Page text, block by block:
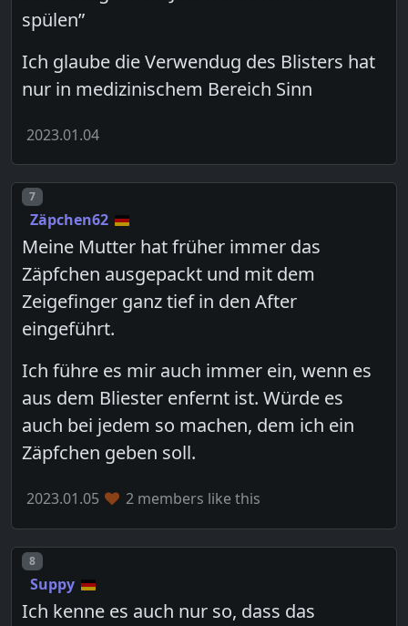
spülen”
Ich glaube die Verwendug des Blisters hat
nur in medizinischem Bereich Sinn
2023.01.04
Post number
7
Zäpchen62
Meine Mutter hat früher immer das
Zäpfchen ausgepackt und mit dem
Zeigefinger ganz tief in den After
eingeführt.
Ich führe es mir auch immer ein, wenn es
aus dem Bliester enfernt ist. Würde es
auch bei jedem so machen, dem ich ein
Zäpfchen geben soll.
2023.01.05 2 members like this
Post number
8
Suppy
Ich kenne es auch nur so, dass das